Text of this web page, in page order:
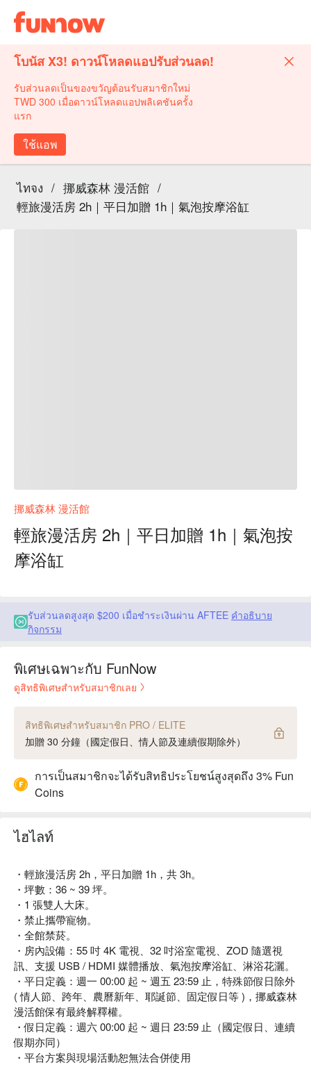
โบนัส X3! ดาวน์โหลดแอปรับส่วนลด!
รับส่วนลดเป็นของขวัญต้อนรับสมาชิกใหม่
TWD 300 เมื่อดาวน์โหลดแอปพลิเคชันครั้ง
แรก
ใช้แอพ
ไทจง / 挪威森林 漫活館 /
輕旅漫活房 2h｜平日加贈 1h｜氣泡按摩浴缸
挪威森林 漫活館
輕旅漫活房 2h｜平日加贈 1h｜氣泡按
摩浴缸
รับส่วนลดสูงสุด $200 เมื่อชำระเงินผ่าน AFTEE คำอธิบาย
กิจกรรม
พิเศษเฉพาะกับ FunNow
ดูสิทธิพิเศษสำหรับสมาชิกเลย
สิทธิพิเศษสำหรับสมาชิก PRO / ELITE
加贈 30 分鐘（國定假日、情人節及連續假期除外）
การเป็นสมาชิกจะได้รับสิทธิประโยชน์สูงสุดถึง 3% Fun
Coins
ไฮไลท์
・輕旅漫活房 2h，平日加贈 1h，共 3h。
・坪數：36 ~ 39 坪。
・1 張雙人大床。
・禁止攜帶寵物。
・全館禁菸。
・房內設備：55 吋 4K 電視、32 吋浴室電視、ZOD 隨選視
訊、支援 USB / HDMI 媒體播放、氣泡按摩浴缸、淋浴花灑。
・平日定義：週一 00:00 起 ~ 週五 23:59 止，特殊節假日除外
( 情人節、跨年、農曆新年、耶誕節、固定假日等 )，挪威森林
漫活館保有最終解釋權。
・假日定義：週六 00:00 起 ~ 週日 23:59 止（國定假日、連續
假期亦同）
・平台方案與現場活動恕無法合併使用